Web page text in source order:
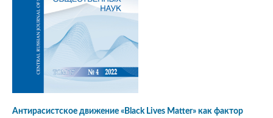
Антирасистское движение «Black Lives Matter» как фактор